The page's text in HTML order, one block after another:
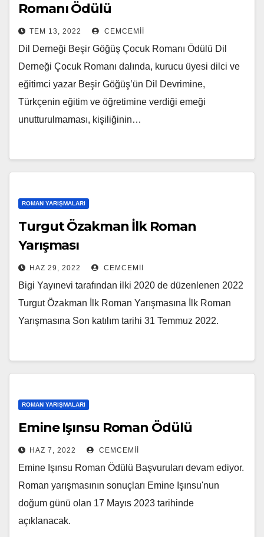
Romanı Ödülü
TEM 13, 2022 CEMCEMII
Dil Derneği Beşir Göğüş Çocuk Romanı Ödülü Dil
Derneği Çocuk Romanı dalında, kurucu üyesi dilci ve
eğitimci yazar Beşir Göğüş’ün Dil Devrimine,
Türkçenin eğitim ve öğretimine verdiği emeği
unutturulmaması, kişiliğinin…
ROMAN YARIŞMALARI
Turgut Özakman İlk Roman
Yarışması
HAZ 29, 2022 CEMCEMII
Bigi Yayınevi tarafından ilki 2020 de düzenlenen 2022
Turgut Özakman İlk Roman Yarışmasına İlk Roman
Yarışmasına Son katılım tarihi 31 Temmuz 2022.
ROMAN YARIŞMALARI
Emine Işınsu Roman Ödülü
HAZ 7, 2022 CEMCEMII
Emine Işınsu Roman Ödülü Başvuruları devam ediyor.
Roman yarışmasının sonuçları Emine Işınsu'nun
doğum günü olan 17 Mayıs 2023 tarihinde
açıklanacak.